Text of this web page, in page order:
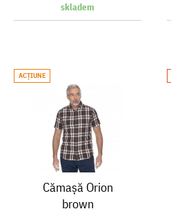
skladem
ACŢIUNE
Cămașă Orion
brown